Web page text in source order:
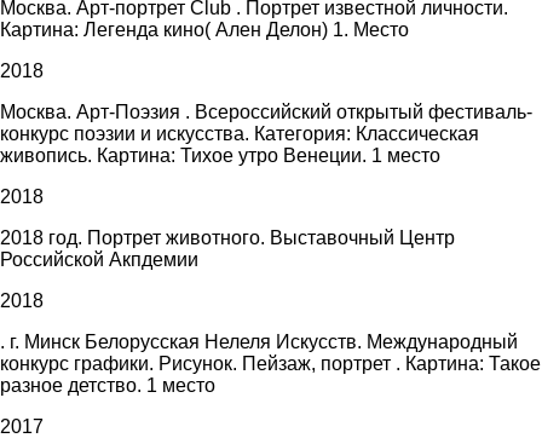
Москва. Арт-портрет Club . Портрет известной личности.
Картина: Легенда кино( Ален Делон) 1. Место
2018
Москва. Арт-Поэзия . Всероссийский открытый фестиваль-
конкурс поэзии и искусства. Категория: Классическая
живопись. Картина: Тихое утро Венеции. 1 место
2018
2018 год. Портрет животного. Выставочный Центр
Российской Акпдемии
2018
. г. Минск Белорусская Нелеля Искусств. Международный
конкурс графики. Рисунок. Пейзаж, портрет . Картина: Такое
разное детство. 1 место
2017